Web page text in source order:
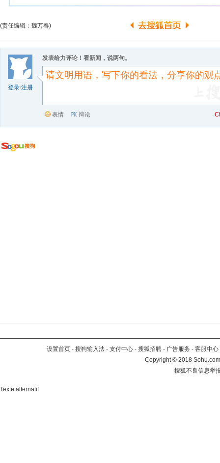
(责任编辑：魏万春)
登录/注册
发表给力评论！看新闻，说两句。
表情 辩论
设置首页 - 搜狗输入法 - 支付中心 - 搜狐招聘 - 广告服务 - 客服中心
Copyright©2018
搜狐不良信息举
Texte alternatif